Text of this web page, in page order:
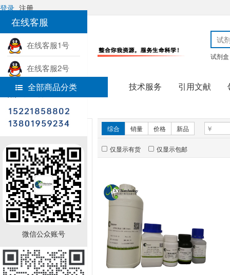
在线客服
在线客服1号
在线客服2号
热线电话
微信公众账号
登录 注册
试剂盒
全部商品分类 技术服务 引用文献
首页
分子生物学
新品推荐
饱和硫酸铵溶液
XY90089PP
￥218.00
已有 0 人购买
综合 销量 价格 新品
仅显示有货 仅显示包邮